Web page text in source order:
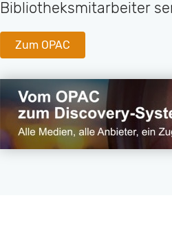
Bibliotheksmitarbeiter
Zum OPAC